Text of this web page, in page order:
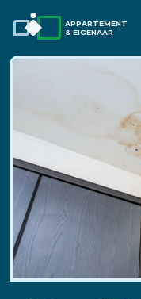
APPARTEMENT
& EIGENAAR